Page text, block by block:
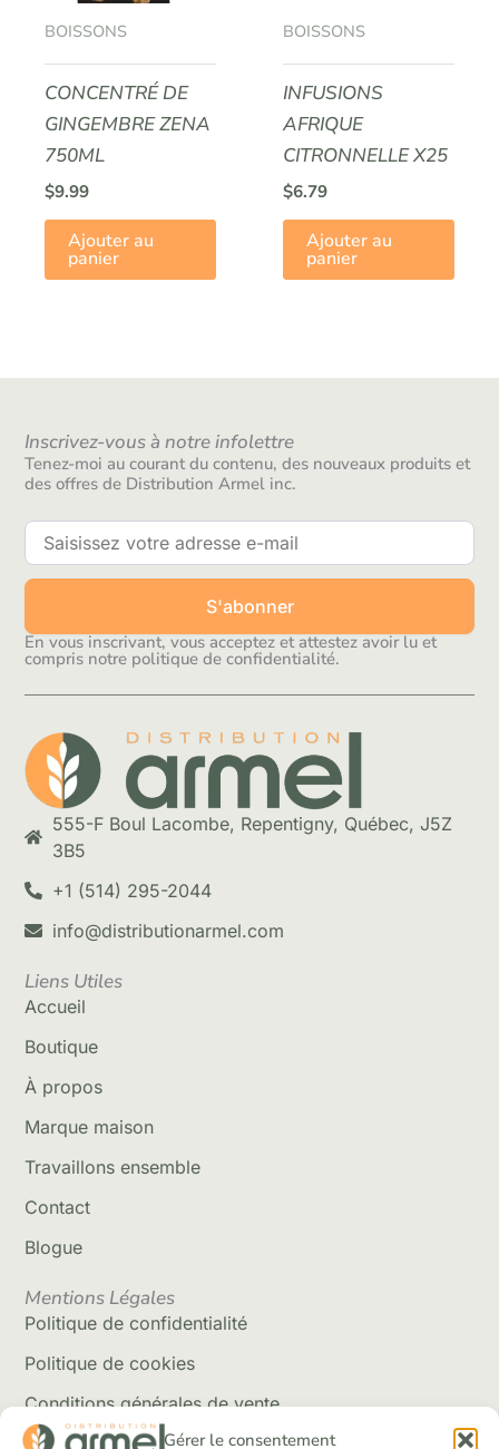
Gérer le consentement
BOISSONS
CONCENTRÉ DE
GINGEMBRE ZENA
750ML
$9.99
Ajouter au
panier
BOISSONS
INFUSIONS
AFRIQUE
CITRONNELLE X25
$6.79
Ajouter au
panier
Inscrivez-vous à notre infolettre
Tenez-moi au courant du contenu, des nouveaux produits et
des offres de Distribution Armel inc.
S'abonner
En vous inscrivant, vous acceptez et attestez avoir lu et
compris notre politique de confidentialité.
555-F Boul Lacombe, Repentigny, Québec, J5Z
3B5
+1 (514) 295-2044
info@distributionarmel.com
Liens Utiles
Accueil
Boutique
À propos
Marque maison
Travaillons ensemble
Contact
Blogue
Mentions Légales
Politique de confidentialité
Politique de cookies
Conditions générales de vente
Politique de livraison